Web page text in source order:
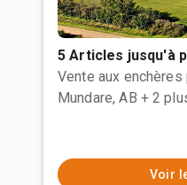
5 Articles jusqu'à
Vente aux enchères
Mundare, AB + 2
Voir